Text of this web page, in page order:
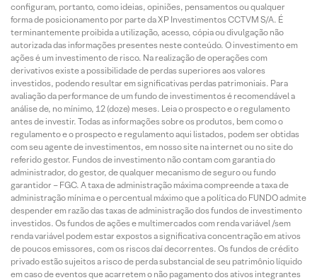
configuram, portanto, como ideias, opiniões, pensamentos ou qualquer
forma de posicionamento por parte da XP Investimentos CCTVM S/A. É
terminantemente proibida a utilização, acesso, cópia ou divulgação não
autorizada das informações presentes neste conteúdo. O investimento em
ações é um investimento de risco. Na realização de operações com
derivativos existe a possibilidade de perdas superiores aos valores
investidos, podendo resultar em significativas perdas patrimoniais. Para
avaliação da performance de um fundo de investimentos é recomendável a
análise de, no mínimo, 12 (doze) meses. Leia o prospecto e o regulamento
antes de investir. Todas as informações sobre os produtos, bem como o
regulamento e o prospecto e regulamento aqui listados, podem ser obtidas
com seu agente de investimentos, em nosso site na internet ou no site do
referido gestor. Fundos de investimento não contam com garantia do
administrador, do gestor, de qualquer mecanismo de seguro ou fundo
garantidor – FGC. A taxa de administração máxima compreende a taxa de
administração mínima e o percentual máximo que a política do FUNDO admite
despender em razão das taxas de administração dos fundos de investimento
investidos. Os fundos de ações e multimercados com renda variável /sem
renda variável podem estar expostos a significativa concentração em ativos
de poucos emissores, com os riscos daí decorrentes. Os fundos de crédito
privado estão sujeitos a risco de perda substancial de seu patrimônio líquido
em caso de eventos que acarretem o não pagamento dos ativos integrantes